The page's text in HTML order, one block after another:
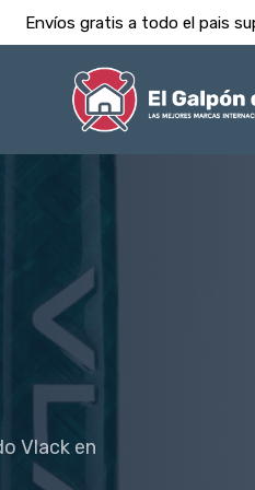
Despachamos dentro
Vlack en